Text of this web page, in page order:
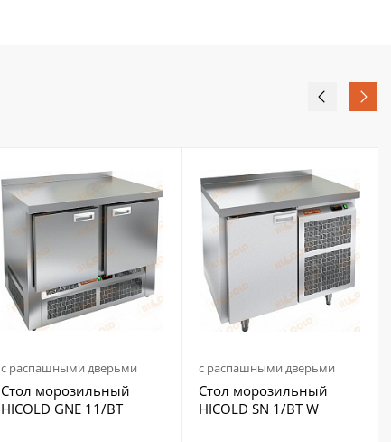
с распашными дверьми
Стол морозильный
HICOLD GNE 11/BT
с распашными дверьми
Стол морозильный
HICOLD SN 1/BT W